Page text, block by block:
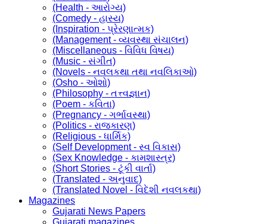
(Health - આરોગ્ય)
(Comedy - હાસ્ય)
(Inspiration - પ્રેરણાત્મક)
(Management - વ્યવસ્થા સંચાલન)
(Miscellaneous - વિવિધ વિષય)
(Music - સંગીત)
(Novels - નવલકથા તથા નવલિકાઓ)
(Osho - ઓશો)
(Philosophy - તત્ત્વજ્ઞાન)
(Poem - કવિતા)
(Pregnancy - ગર્ભાવસ્થા)
(Politics - રાજકારણ)
(Religious - ધાર્મિક)
(Self Development - સ્વ વિકાસ)
(Sex Knowledge - કામશાસ્ત્ર)
(Short Stories - ટૂંકી વાર્તા)
(Translated - અનુવાદ)
(Translated Novel - વિદેશી નવલકથા)
Magazines
Gujarati News Papers